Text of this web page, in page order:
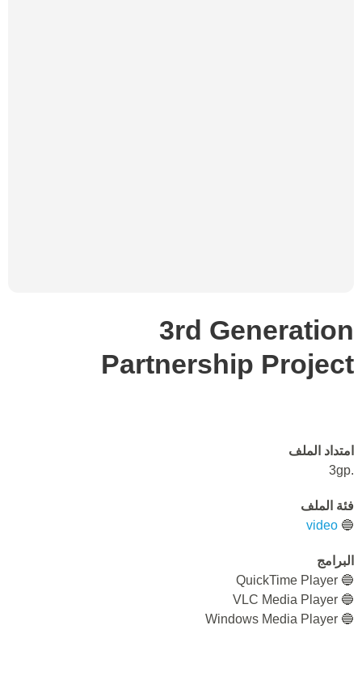
3rd Generation
Partnership Project
امتداد الملف
.3gp
فئة الملف
🔵
video
البرامج
🔵 QuickTime Player
🔵 VLC Media Player
🔵 Windows Media Player